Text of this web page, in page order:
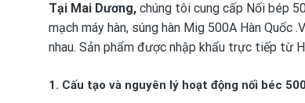
Tại Mai Dương, chúng tôi cung cấp Nối bép
mạch máy hàn, súng hàn Mig 500A Hàn
nhau. Sản phẩm được nhập khẩu trực tiếp từ
1. Cấu tạo và nguyên lý hoạt động nối béc